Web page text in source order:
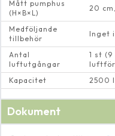
Mått pumphus
(H×B×L)
20
Medföljande
tillbehör
Inget
Antal
luftutgångar
1 st
Kapacitet
2500
Dokument